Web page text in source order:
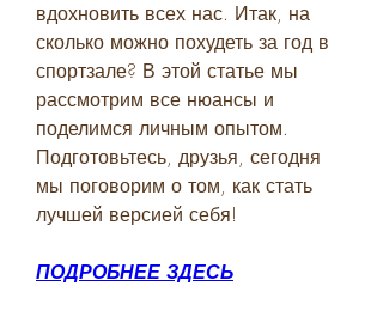
вдохновить всех нас. Итак, на
сколько можно похудеть за год в
спортзале? В этой статье мы
рассмотрим все нюансы и
поделимся личным опытом.
Подготовьтесь, друзья, сегодня
мы поговорим о том, как стать
лучшей версией себя!
ПОДРОБНЕЕ ЗДЕСЬ